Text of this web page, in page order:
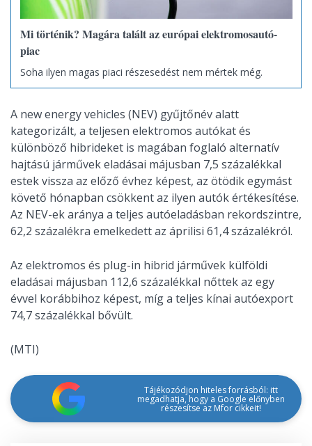
Mi történik? Magára talált az európai elektromosautó-
piac
Soha ilyen magas piaci részesedést nem mértek még.
A new energy vehicles (NEV) gyűjtőnév alatt
kategorizált, a teljesen elektromos autókat és
különböző hibrideket is magában foglaló alternatív
hajtású járművek eladásai májusban 7,5 százalékkal
estek vissza az előző évhez képest, az ötödik egymást
követő hónapban csökkent az ilyen autók értékesítése.
Az NEV-ek aránya a teljes autóeladásban rekordszintre,
62,2 százalékra emelkedett az áprilisi 61,4 százalékról.
Az elektromos és plug-in hibrid járművek külföldi
eladásai májusban 112,6 százalékkal nőttek az egy
évvel korábbihoz képest, míg a teljes kínai autóexport
74,7 százalékkal bővült.
(MTI)
Tájékozódjon hiteles forrásból: itt
megadhatja, hogy a Google előnyben
részesítse az Mfor cikkeit!